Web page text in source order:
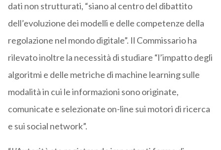
dati non strutturati, “siano al centro del dibattito
dell’evoluzione dei modelli e delle competenze della
regolazione nel mondo digitale”. Il Commissario ha
rilevato inoltre la necessità di studiare “l’impatto degli
algoritmi e delle metriche di machine learning sulle
modalità in cui le informazioni sono originate,
comunicate e selezionate on-line sui motori di ricerca
e sui social network”.